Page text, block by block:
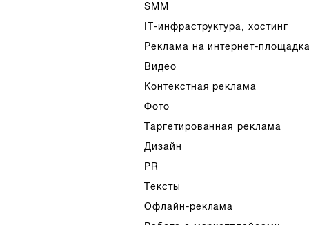
SMM
IT-инфраструктура, хостинг
Реклама на интернет-
Видео
Контекстная реклама
Фото
Таргетированная реклама
Дизайн
PR
Тексты
Офлайн-реклама